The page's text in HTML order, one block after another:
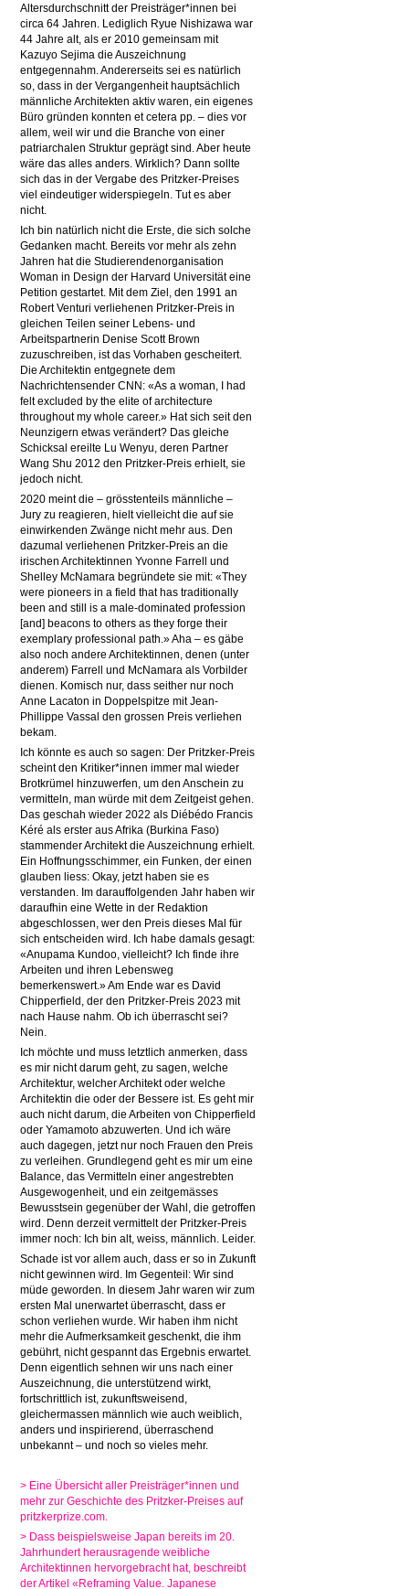
Altersdurchschnitt der Preisträger*innen bei
circa 64 Jahren. Lediglich Ryue Nishizawa war
44 Jahre alt, als er 2010 gemeinsam mit
Kazuyo Sejima die Auszeichnung
entgegennahm. Andererseits sei es natürlich
so, dass in der Vergangenheit hauptsächlich
männliche Architekten aktiv waren, ein eigenes
Büro gründen konnten et cetera pp. – dies vor
allem, weil wir und die Branche von einer
patriarchalen Struktur geprägt sind. Aber heute
wäre das alles anders. Wirklich? Dann sollte
sich das in der Vergabe des Pritzker-Preises
viel eindeutiger widerspiegeln. Tut es aber
nicht.
Ich bin natürlich nicht die Erste, die sich solche
Gedanken macht. Bereits vor mehr als zehn
Jahren hat die Studierendenorganisation
Woman in Design der Harvard Universität eine
Petition gestartet. Mit dem Ziel, den 1991 an
Robert Venturi verliehenen Pritzker-Preis in
gleichen Teilen seiner Lebens- und
Arbeitspartnerin Denise Scott Brown
zuzuschreiben, ist das Vorhaben gescheitert.
Die Architektin entgegnete dem
Nachrichtensender CNN: «As a woman, I had
felt excluded by the elite of architecture
throughout my whole career.» Hat sich seit den
Neunzigern etwas verändert? Das gleiche
Schicksal ereilte Lu Wenyu, deren Partner
Wang Shu 2012 den Pritzker-Preis erhielt, sie
jedoch nicht.
2020 meint die – grösstenteils männliche –
Jury zu reagieren, hielt vielleicht die auf sie
einwirkenden Zwänge nicht mehr aus. Den
dazumal verliehenen Pritzker-Preis an die
irischen Architektinnen Yvonne Farrell und
Shelley McNamara begründete sie mit: «They
were pioneers in a field that has traditionally
been and still is a male-dominated profession
[and] beacons to others as they forge their
exemplary professional path.» Aha – es gäbe
also noch andere Architektinnen, denen (unter
anderem) Farrell und McNamara als Vorbilder
dienen. Komisch nur, dass seither nur noch
Anne Lacaton in Doppelspitze mit Jean-
Phillippe Vassal den grossen Preis verliehen
bekam.
Ich könnte es auch so sagen: Der Pritzker-Preis
scheint den Kritiker*innen immer mal wieder
Brotkrümel hinzuwerfen, um den Anschein zu
vermitteln, man würde mit dem Zeitgeist gehen.
Das geschah wieder 2022 als Diébédo Francis
Kéré als erster aus Afrika (Burkina Faso)
stammender Architekt die Auszeichnung erhielt.
Ein Hoffnungsschimmer, ein Funken, der einen
glauben liess: Okay, jetzt haben sie es
verstanden. Im darauffolgenden Jahr haben wir
daraufhin eine Wette in der Redaktion
abgeschlossen, wer den Preis dieses Mal für
sich entscheiden wird. Ich habe damals gesagt:
«Anupama Kundoo, vielleicht? Ich finde ihre
Arbeiten und ihren Lebensweg
bemerkenswert.» Am Ende war es David
Chipperfield, der den Pritzker-Preis 2023 mit
nach Hause nahm. Ob ich überrascht sei?
Nein.
Ich möchte und muss letztlich anmerken, dass
es mir nicht darum geht, zu sagen, welche
Architektur, welcher Architekt oder welche
Architektin die oder der Bessere ist. Es geht mir
auch nicht darum, die Arbeiten von Chipperfield
oder Yamamoto abzuwerten. Und ich wäre
auch dagegen, jetzt nur noch Frauen den Preis
zu verleihen. Grundlegend geht es mir um eine
Balance, das Vermitteln einer angestrebten
Ausgewogenheit, und ein zeitgemässes
Bewusstsein gegenüber der Wahl, die getroffen
wird. Denn derzeit vermittelt der Pritzker-Preis
immer noch: Ich bin alt, weiss, männlich. Leider.
Schade ist vor allem auch, dass er so in Zukunft
nicht gewinnen wird. Im Gegenteil: Wir sind
müde geworden. In diesem Jahr waren wir zum
ersten Mal unerwartet überrascht, dass er
schon verliehen wurde. Wir haben ihm nicht
mehr die Aufmerksamkeit geschenkt, die ihm
gebührt, nicht gespannt das Ergebnis erwartet.
Denn eigentlich sehnen wir uns nach einer
Auszeichnung, die unterstützend wirkt,
fortschrittlich ist, zukunftsweisend,
gleichermassen männlich wie auch weiblich,
anders und inspirierend, überraschend
unbekannt – und noch so vieles mehr.
> Eine Übersicht aller Preisträger*innen und
mehr zur Geschichte des Pritzker-Preises auf
pritzkerprize.com.
> Dass beispielsweise Japan bereits im 20.
Jahrhundert herausragende weibliche
Architektinnen hervorgebracht hat, beschreibt
der Artikel «Reframing Value. Japanese